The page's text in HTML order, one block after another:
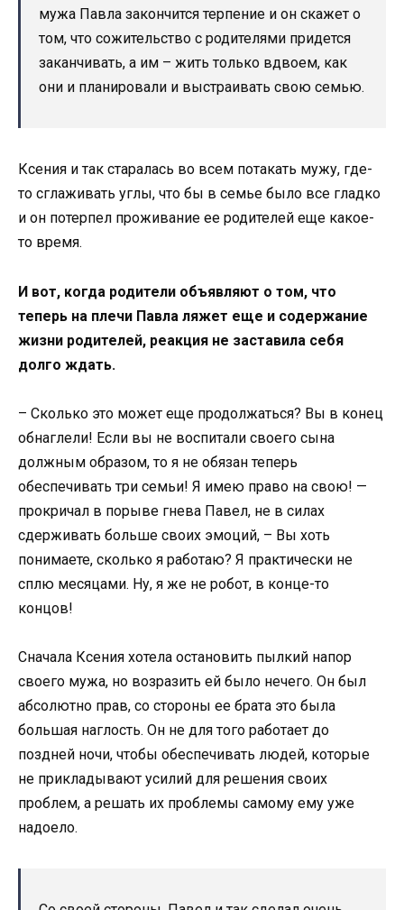
мужа Павла закончится терпение и он скажет о
том, что сожительство с родителями придется
заканчивать, а им – жить только вдвоем, как
они и планировали и выстраивать свою семью.
Ксения и так старалась во всем потакать мужу, где-
то сглаживать углы, что бы в семье было все гладко
и он потерпел проживание ее родителей еще какое-
то время.
И вот, когда родители объявляют о том, что
теперь на плечи Павла ляжет еще и содержание
жизни родителей, реакция не заставила себя
долго ждать.
– Сколько это может еще продолжаться? Вы в конец
обнаглели! Если вы не воспитали своего сына
должным образом, то я не обязан теперь
обеспечивать три семьи! Я имею право на свою! —
прокричал в порыве гнева Павел, не в силах
сдерживать больше своих эмоций, – Вы хоть
понимаете, сколько я работаю? Я практически не
сплю месяцами. Ну, я же не робот, в конце-то
концов!
Сначала Ксения хотела остановить пылкий напор
своего мужа, но возразить ей было нечего. Он был
абсолютно прав, со стороны ее брата это была
большая наглость. Он не для того работает до
поздней ночи, чтобы обеспечивать людей, которые
не прикладывают усилий для решения своих
проблем, а решать их проблемы самому ему уже
надоело.